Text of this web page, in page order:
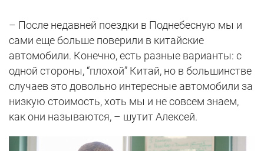
– После недавней поездки в Поднебесную мы и
сами еще больше поверили в китайские
автомобили. Конечно, есть разные варианты: с
одной стороны, “плохой” Китай, но в большинстве
случаев это довольно интересные автомобили за
низкую стоимость, хоть мы и не совсем знаем,
как они называются, – шутит Алексей.